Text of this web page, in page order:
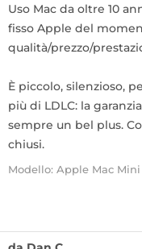
Uso Mac da oltre 10
fisso Apple del
qualità/prezzo/
È piccolo, silenzioso,
più di LDLC: la
sempre un bel plus.
chiusi.
Modello: Apple Mac Mini